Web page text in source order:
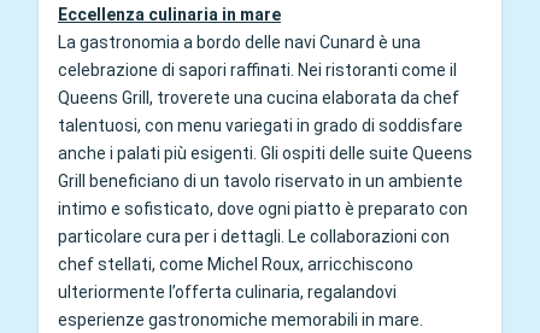
Eccellenza culinaria in mare
La gastronomia a bordo delle navi Cunard è una
celebrazione di sapori raffinati. Nei ristoranti come il
Queens Grill, troverete una cucina elaborata da chef
talentuosi, con menu variegati in grado di soddisfare
anche i palati più esigenti. Gli ospiti delle suite Queens
Grill beneficiano di un tavolo riservato in un ambiente
intimo e sofisticato, dove ogni piatto è preparato con
particolare cura per i dettagli. Le collaborazioni con
chef stellati, come Michel Roux, arricchiscono
ulteriormente l’offerta culinaria, regalandovi
esperienze gastronomiche memorabili in mare.